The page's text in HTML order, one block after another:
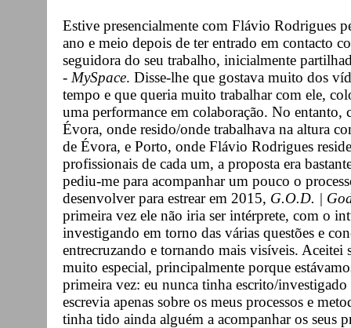
Estive presencialmente com Flávio Rodrigues
ano e meio depois de ter entrado em contacto
seguidora do seu trabalho, inicialmente
- MySpace. Disse-lhe que gostava muito dos
tempo e que queria muito trabalhar com ele,
uma performance em colaboração. No entanto,
Évora, onde resido/onde trabalhava na altura
de Évora, e Porto, onde Flávio Rodrigues
profissionais de cada um, a proposta era
pediu-me para acompanhar um pouco o
desenvolver para estrear em 2015, G.O.D. |
primeira vez ele não iria ser intérprete, com o
investigando em torno das várias questões e
entrecruzando e tornando mais visíveis. Aceitei
muito especial, principalmente porque
primeira vez: eu nunca tinha escrito/
escrevia apenas sobre os meus processos e
tinha tido ainda alguém a acompanhar os seus